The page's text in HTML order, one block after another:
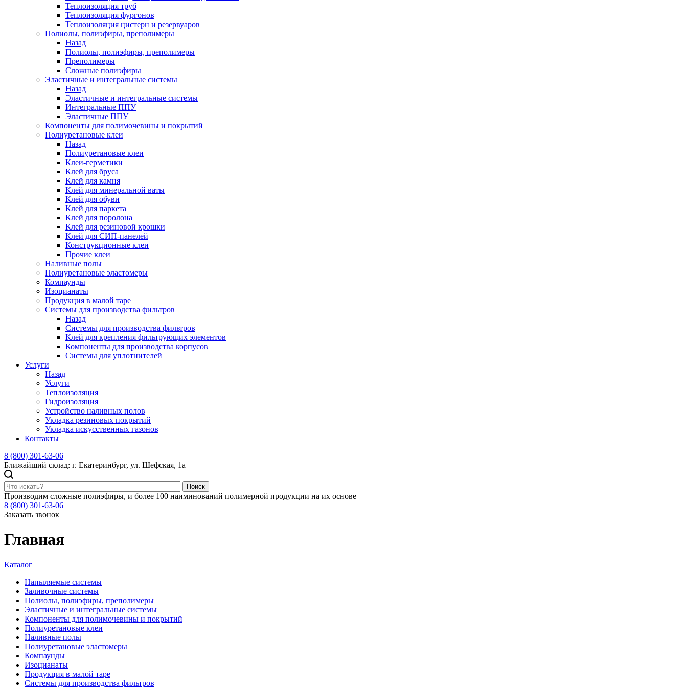
Теплоизоляция труб
Теплоизоляция фургонов
Теплоизоляция цистерн и резервуаров
Полиолы, полиэфиры, преполимеры
Назад
Полиолы, полиэфиры, преполимеры
Преполимеры
Сложные полиэфиры
Эластичные и интегральные системы
Назад
Эластичные и интегральные системы
Интегральные ППУ
Эластичные ППУ
Компоненты для полимочевины и покрытий
Полиуретановые клеи
Назад
Полиуретановые клеи
Клеи-герметики
Клей для бруса
Клей для камня
Клей для минеральной ваты
Клей для обуви
Клей для паркета
Клей для поролона
Клей для резиновой крошки
Клей для СИП-панелей
Конструкционные клеи
Прочие клеи
Наливные полы
Полиуретановые эластомеры
Компаунды
Изоцианаты
Продукция в малой таре
Системы для производства фильтров
Назад
Системы для производства фильтров
Клей для крепления фильтрующих элементов
Компоненты для производства корпусов
Системы для уплотнителей
Услуги
Назад
Услуги
Теплоизоляция
Гидроизоляция
Устройство наливных полов
Укладка резиновых покрытий
Укладка искусственных газонов
Контакты
8 (800) 301-63-06
Ближайший склад: г. Екатеринбург, ул. Шефская, 1а
Поиск
Производим сложные полиэфиры, и более 100 наиминований полимерной продукции на их основе
8 (800) 301-63-06
Заказать звонок
Главная
Каталог
Напыляемые системы
Заливочные системы
Полиолы, полиэфиры, преполимеры
Эластичные и интегральные системы
Компоненты для полимочевины и покрытий
Полиуретановые клеи
Наливные полы
Полиуретановые эластомеры
Компаунды
Изоцианаты
Продукция в малой таре
Системы для производства фильтров